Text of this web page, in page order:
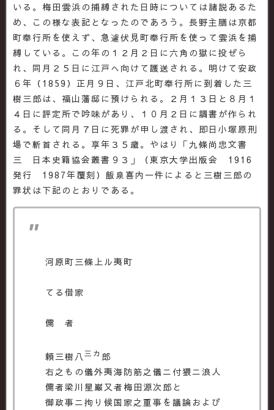
いる。梅田雲浜の捕縛された日時については諸説あるた
め、この様な表記となったのであろう。長野主膳は京都
町奉行所を使えず、急遽伏見町奉行所を使って雲浜を捕
縛している。この年の１２月２日に六角の獄に投ぜら
れ、同月２５日に江戸へ向けて護送される。明けて安政
６年（1859）正月９日、江戸北町奉行所に到着した三
樹三郎は、福山藩邸に預けられる。２月１３日と８月１
４日に評定所で吟味があり、１０月２日に調書が作られ
る。そして同月７日に死罪が申し渡され、即日小塚原刑
場で斬首される。享年３５歳。やはり「九條尚忠文書
三 日本史籍協会叢書９３」（東京大学出版会 1916
発行 1987年覆刻）飯泉喜内一件によると三樹三郎の
罪状は下記のとおりである。
河原町三條上ル夷町
てる借家
儒 者
頼三樹八 三カ 郎
右之もの儀外夷海防筋之儀ニ付猥ニ浪人
儒者梁川星巌又者梅田源次郎と
御政事ニ拘り候国家之重事を議論および